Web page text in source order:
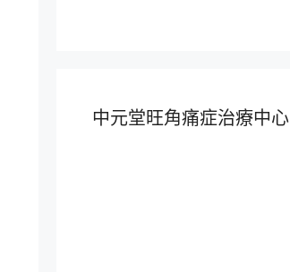
中元堂旺角痛症治療中心